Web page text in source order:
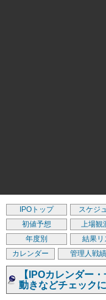
IPOトップ スケジ
初値予想
上場観
年度別
結果リ
カレンダー
管理人戦績
【IPOカレンダー
動きなどチェックに